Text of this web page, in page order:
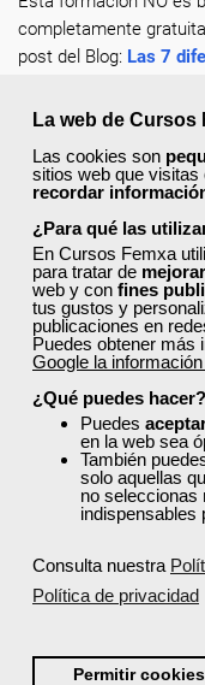
La web de
Las cookies son
sitios web que visitas
recordar
¿Para qué las
En Cursos Femxa
para tratar de
web y con fines
tus gustos y
publicaciones en
Puedes obtener más
Google la
¿Qué puedes hacer?
Puedes
en la web sea
También
solo aquellas
no seleccionas
indispensables
Consulta nuestra
Política de privacidad
Permitir cookies
completamente
post del Blog: Las 7
Recuerda completar
actualizados, de esta
a los que puedes
¡Escoge tu curso
profesional dentro de
¿No
Consulta la
accede a
impulsar tu